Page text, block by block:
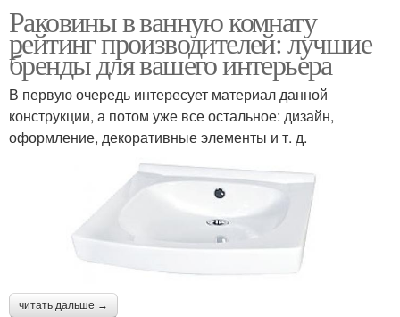
Раковины в ванную комнату
рейтинг производителей: лучшие
бренды для вашего интерьера
В первую очередь интересует материал данной
конструкции, а потом уже все остальное: дизайн,
оформление, декоративные элементы и т. д.
читать дальше →